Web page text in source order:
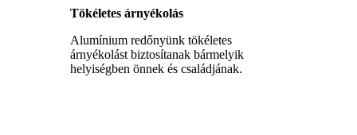
Tökéletes árnyékolás
Alumínium redőnyünk tökéletes
árnyékolást biztosítanak bármelyik
helyiségben önnek és családjának.